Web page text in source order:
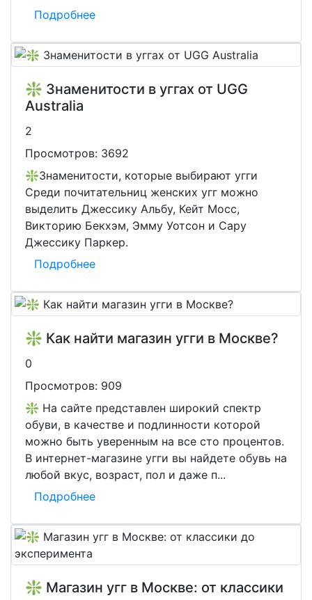
Подробнее
❇️ Знаменитости в уггах от UGG
Australia
2
Просмотров: 3692
❇️Знаменитости, которые выбирают угги
Среди почитательниц женских угг можно
выделить Джессику Альбу, Кейт Мосс,
Викторию Бекхэм, Эмму Уотсон и Сару
Джессику Паркер.
Подробнее
❇️ Как найти магазин угги в Москве?
0
Просмотров: 909
❇️ На сайте представлен широкий спектр
обуви, в качестве и подлинности которой
можно быть уверенным на все сто процентов.
В интернет-магазине угги вы найдете обувь на
любой вкус, возраст, пол и даже п...
Подробнее
❇️ Магазин угг в Москве: от классики